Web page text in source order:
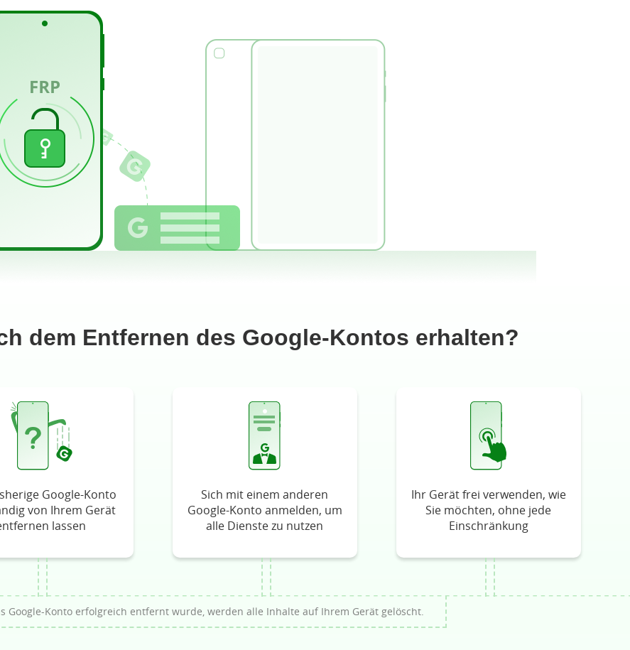
dem Entfernen des Google-Kontos erhalten?
Google-Konto
von Ihrem Gerät
lassen
Sich mit einem anderen
Google-Konto anmelden, um
alle Dienste zu nutzen
Ihr Gerät frei verwenden, wie
Sie möchten, ohne jede
Einschränkung
Google-Konto erfolgreich entfernt wurde, werden alle Inhalte auf Ihrem Gerät gelöscht.